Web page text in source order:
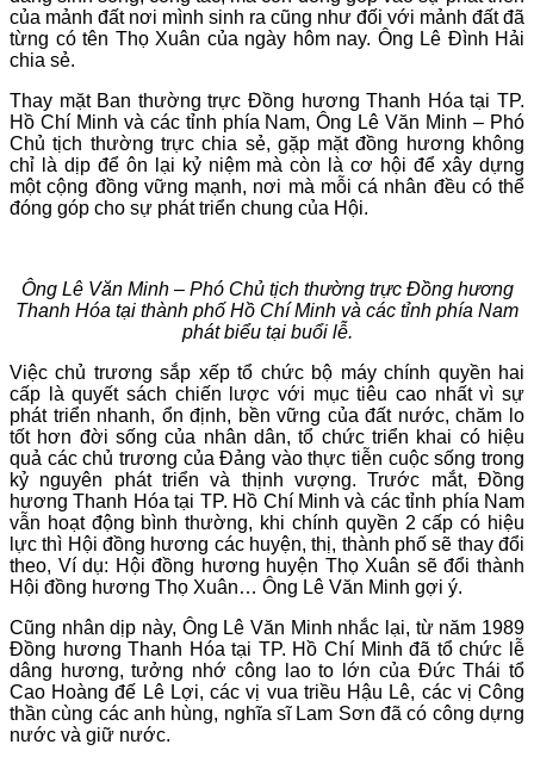
của mảnh đất nơi mình sinh ra cũng như đối với mảnh đất đã
từng có tên Thọ Xuân của ngày hôm nay. Ông Lê Đình Hải
chia sẻ.
Thay mặt Ban thường trực Đồng hương Thanh Hóa tại TP.
Hồ Chí Minh và các tỉnh phía Nam, Ông Lê Văn Minh – Phó
Chủ tịch thường trực chia sẻ, gặp mặt đồng hương không
chỉ là dịp để ôn lại kỷ niệm mà còn là cơ hội để xây dựng
một cộng đồng vững mạnh, nơi mà mỗi cá nhân đều có thể
đóng góp cho sự phát triển chung của Hội.
Ông Lê Văn Minh – Phó Chủ tịch thường trực Đồng hương
Thanh Hóa tại thành phố Hồ Chí Minh và các tỉnh phía Nam
phát biểu tại buổi lễ.
Việc chủ trương sắp xếp tổ chức bộ máy chính quyền hai
cấp là quyết sách chiến lược với mục tiêu cao nhất vì sự
phát triển nhanh, ổn định, bền vững của đất nước, chăm lo
tốt hơn đời sống của nhân dân, tổ chức triển khai có hiệu
quả các chủ trương của Đảng vào thực tiễn cuộc sống trong
kỷ nguyên phát triển và thịnh vượng. Trước mắt, Đồng
hương Thanh Hóa tại TP. Hồ Chí Minh và các tỉnh phía Nam
vẫn hoạt động bình thường, khi chính quyền 2 cấp có hiệu
lực thì Hội đồng hương các huyện, thị, thành phố sẽ thay đổi
theo, Ví dụ: Hội đồng hương huyện Thọ Xuân sẽ đổi thành
Hội đồng hương Thọ Xuân… Ông Lê Văn Minh gợi ý.
Cũng nhân dịp này, Ông Lê Văn Minh nhắc lại, từ năm 1989
Đồng hương Thanh Hóa tại TP. Hồ Chí Minh đã tổ chức lễ
dâng hương, tưởng nhớ công lao to lớn của Đức Thái tổ
Cao Hoàng đế Lê Lợi, các vị vua triều Hậu Lê, các vị Công
thần cùng các anh hùng, nghĩa sĩ Lam Sơn đã có công dựng
nước và giữ nước.